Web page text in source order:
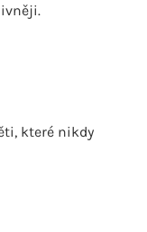
které nikdy